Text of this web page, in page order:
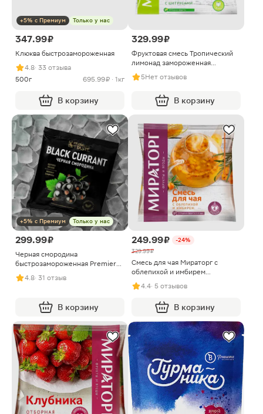
+5% с Премиум Только у нас
347.99 ₽
Клюква быстрозамороженная
4.8· 33 отзыва
500г
695.99 ₽ · 1кг
В корзину
329.99 ₽
Фруктовая смесь Тропический
лимонад замороженная
Мираторг 300г
5Нет отзывов
В корзину
+5% с Премиум Только у нас
299.99 ₽
Черная смородина
быстрозамороженная Premiere
of Taste 300г
4.8· 31 отзыв
В корзину
249.99 ₽
-24%
329.99 ₽
Смесь для чая Мираторг с
облепихой и имбирем
быстрозамороженная 300г
4.4· 5 отзывов
В корзину